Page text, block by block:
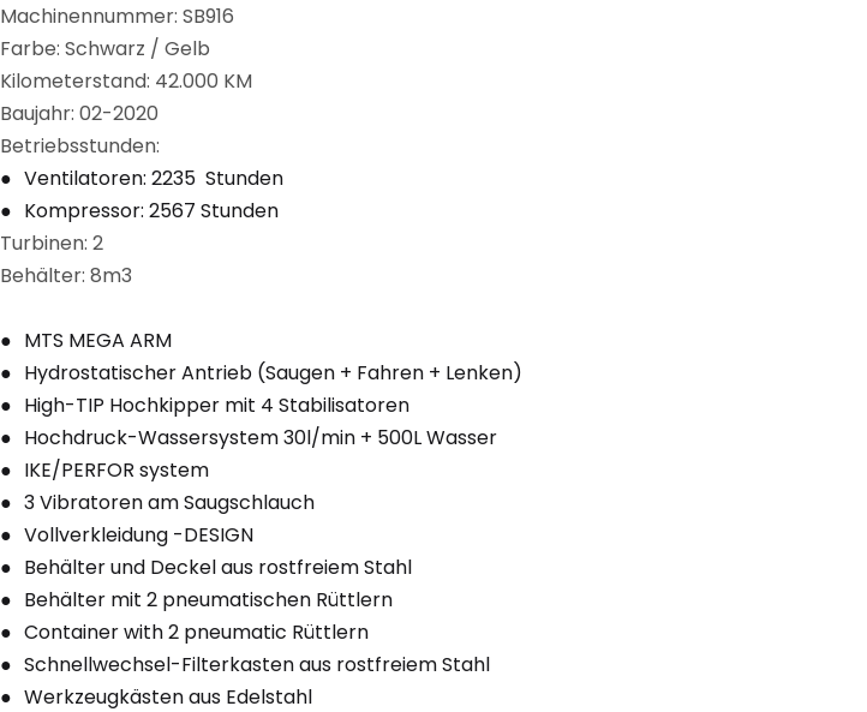
Machinennummer: SB916
Farbe: Schwarz / Gelb
Kilometerstand: 42.000 KM
Baujahr: 02-2020
Betriebsstunden:
Ventilatoren: 2235 Stunden
Kompressor: 2567 Stunden
Turbinen: 2
Behälter: 8m3
MTS MEGA ARM
Hydrostatischer Antrieb (Saugen + Fahren + Lenken)
High-TIP Hochkipper mit 4 Stabilisatoren
Hochdruck-Wassersystem 30l/min + 500L Wasser
IKE/PERFOR system
3 Vibratoren am Saugschlauch
Vollverkleidung -DESIGN
Behälter und Deckel aus rostfreiem Stahl
Behälter mit 2 pneumatischen Rüttlern
Container with 2 pneumatic Rüttlern
Schnellwechsel-Filterkasten aus rostfreiem Stahl
Werkzeugkästen aus Edelstahl